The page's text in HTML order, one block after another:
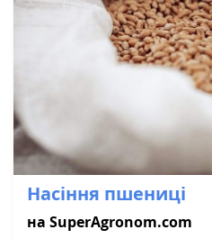
Насіння пшениці
на SuperAgronom.com